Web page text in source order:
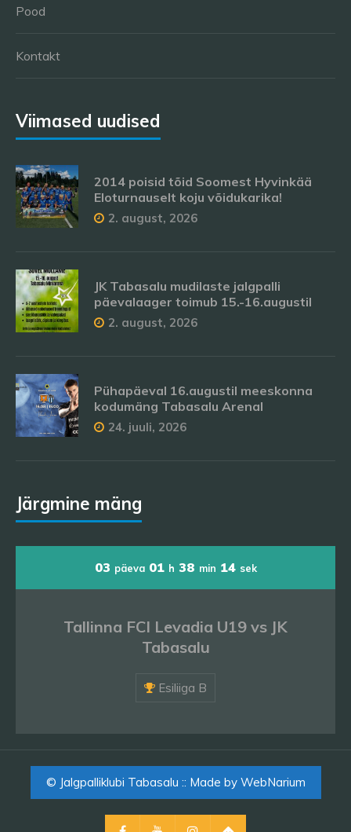
Pood
Kontakt
Viimased uudised
2014 poisid tõid Soomest Hyvinkää
Eloturnauselt koju võidukarika!
2. august, 2026
JK Tabasalu mudilaste jalgpalli
päevalaager toimub 15.-16.augustil
2. august, 2026
Pühapäeval 16.augustil meeskonna
kodumäng Tabasalu Arenal
24. juuli, 2026
Järgmine mäng
03 päeva 01 h 38 min 14 sek
Tallinna FCI Levadia U19 vs JK
Tabasalu
Esiliiga B
© Jalgpalliklubi Tabasalu :: Made by WebNarium